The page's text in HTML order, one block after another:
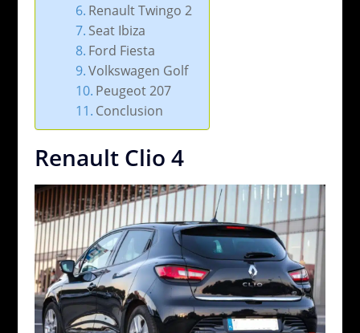
Renault Twingo 2
Seat Ibiza
Ford Fiesta
Volkswagen Golf
Peugeot 207
Conclusion
Renault Clio 4